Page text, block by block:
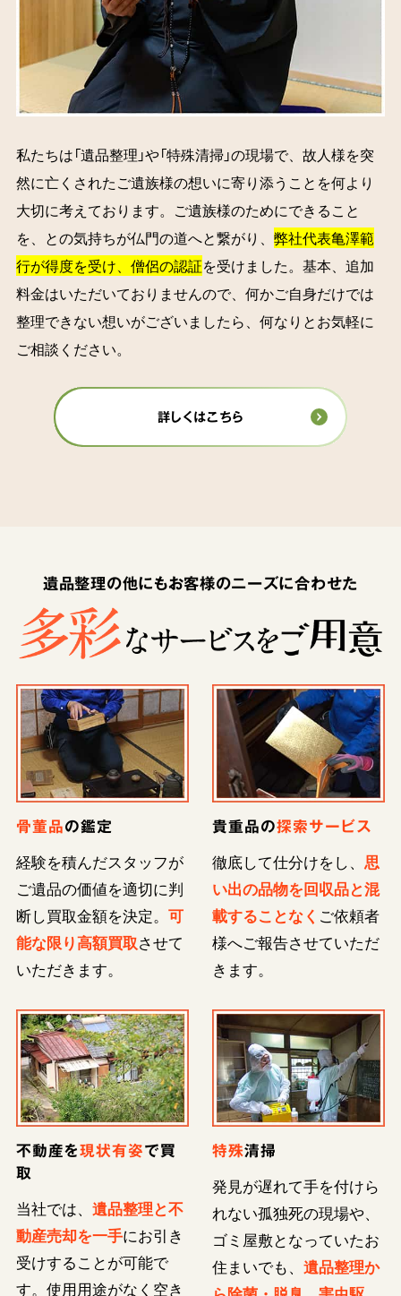
私たちは「遺品整理」や「特殊清掃」の現場で、故人様を突
然に亡くされたご遺族様の想いに寄り添うことを何より
大切に考えております。ご遺族様のためにできること
を、との気持ちが仏門の道へと繋がり、 弊社代表亀澤範
行が得度を受け、僧侶の認証を受けました。基本、追加
料金はいただいておりませんので、何かご自身だけでは
整理できない想いがございましたら、何なりとお気軽に
ご相談ください。
詳しくはこちら
遺品整理の他にもお客様のニーズに合わせた
骨董品の鑑定
経験を積んだスタッフが
ご遺品の価値を適切に判
断し買取金額を決定。 可
能な限り高額買取させて
いただきます。
貴重品の探索サービス
徹底して仕分けをし、 思
い出の品物を回収品と混
載することなく ご依頼者
様へご報告させていただ
きます。
不動産を現状有姿で買
取
当社では、 遺品整理と不
動産売却を一手にお引き
受けすることが可能で
す。使用用途がなく空き
特殊清掃
発見が遅れて手を付けら
れない孤独死の現場や、
ゴミ屋敷となっていたお
住まいでも、 遺品整理か